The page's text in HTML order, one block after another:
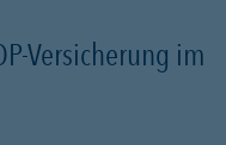
Versicherung im